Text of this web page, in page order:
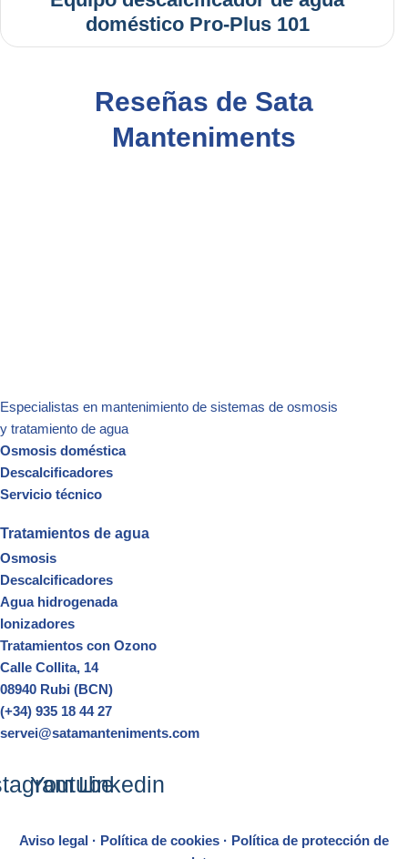
doméstico Pro-Plus 101
Reseñas de Sata
Manteniments
Especialistas en mantenimiento de sistemas de osmosis
y tratamiento de agua
Osmosis doméstica
Descalcificadores
Servicio técnico
Tratamientos de agua
Osmosis
Descalcificadores
Agua hidrogenada
Ionizadores
Tratamientos con Ozono
Calle Collita, 14
08940 Rubi (BCN)
(+34) 935 18 44 27
servei@satamanteniments.com
YoutubeLinkedin
Aviso legal · Política de cookies · Política de protección de